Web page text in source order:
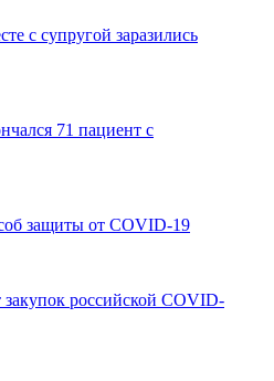
с супругой заразились
71 пациент с
защиты от COVID-19
закупок российской COVID-